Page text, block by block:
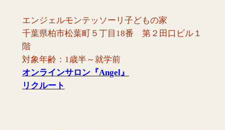
エンジェルモンテッソーリ子どもの家
千葉県柏市松葉町５丁目18番 第２田口ビル１
階
対象年齢：1歳半～就学前
オンラインサロン『Angel』
リクルート